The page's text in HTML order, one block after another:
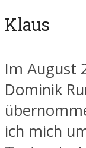
Klaus
Im August
Dominik
ich mich